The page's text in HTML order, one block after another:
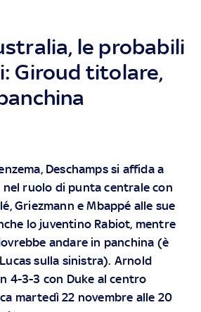
le probabili
Giroud titolare,
Deschamps si affida a
nel ruolo di punta centrale con
Griezmann e Mbappé alle sue
lo juventino Rabiot, mentre
andare in panchina (è
sulla sinistra). Arnold
4-3-3 con Duke al centro
martedì 22 novembre alle 20